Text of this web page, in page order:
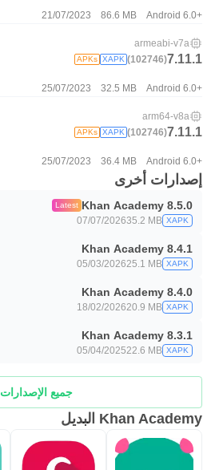
21/07/2023 86.6 MB Android 6.0+
armeabi-v7a
7.11.1
(102746)
XAPK
APKs
25/07/2023 32.5 MB Android 6.0+
arm64-v8a
7.11.1
(102746)
XAPK
APKs
25/07/2023 36.4 MB Android 6.0+
إصدارات أخرى
Khan Academy 8.5.0
Latest
XAPK
35.2 MB
07/07/2026
Khan Academy 8.4.1
XAPK
25.1 MB
05/03/2026
Khan Academy 8.4.0
XAPK
20.9 MB
18/02/2026
Khan Academy 8.3.1
XAPK
22.6 MB
05/04/2025
جميع الإصدارات
Khan Academy البديل